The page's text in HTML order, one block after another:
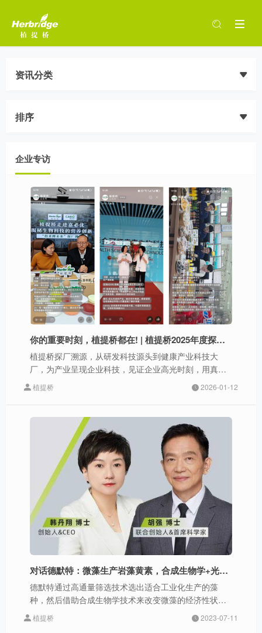
资讯分类
排序
企业专访
你的重要时刻，植提桥都在! | 植提桥2025年度探厂溯源直播回顾
植提桥探厂溯源，从研发科技源头到健康产业科技大
厂，为产业呈现企业科技，见证企业高光时刻，用真实
镜头链接信任，推动产业高质量上下游合作。
植提桥 2026-01-12
对话德默特：微藻生产岩藻黄素，合成生物学+光碳智造助力技术迭代
德默特通过高通量筛选技术选出适合工业化生产的藻
种，然后借助合成生物学技术来改变微藻的经济性状，
提高了微藻生产岩藻黄素的产率。
植提桥 2023-07-11